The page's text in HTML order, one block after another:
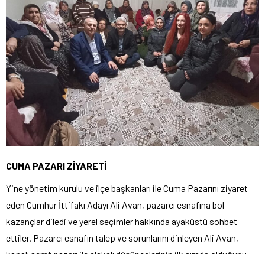
CUMA PAZARI ZİYARETİ
Yine yönetim kurulu ve ilçe başkanları ile Cuma Pazarını ziyaret
eden Cumhur İttifakı Adayı Ali Avan, pazarcı esnafına bol
kazançlar diledi ve yerel seçimler hakkında ayaküstü sohbet
ettiler. Pazarcı esnafın talep ve sorunlarını dinleyen Ali Avan,